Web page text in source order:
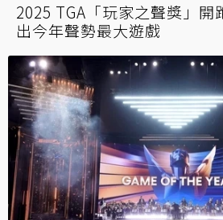
2025 TGA「玩家之聲獎」開
出今年聲勢最大遊戲